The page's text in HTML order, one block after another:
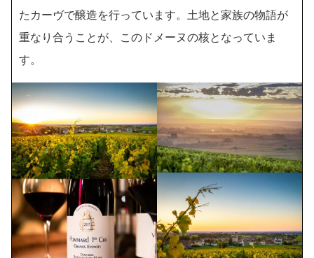
たカーヴで醸造を行っています。土地と家族の物語が
重なり合うことが、このドメーヌの核となっていま
す。